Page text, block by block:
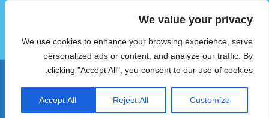
We value your privacy
We use cookies to enhance your browsing experience, serve
personalized ads or content, and analyze our traffic. By
clicking "Accept All", you consent to our use of cookies.
Customize
Reject All
Accept All
הוטצימר
תפריטים
ווידג'טים